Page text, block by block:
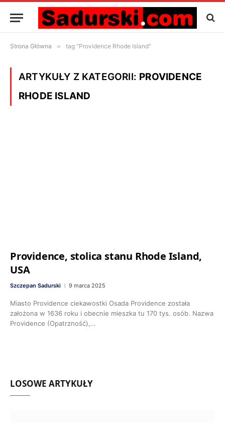
Strona Główna » tag "Providence Rhode Island"
ARTYKUŁY Z KATEGORII: PROVIDENCE
RHODE ISLAND
Providence, stolica stanu Rhode Island,
USA
Szczepan Sadurski 9 marca 2025
Miasto Providence ciekawostki Osada Providence została
założona w 1636 roku i obecnie mieszka tu 170 tys. osób. Nazwa
Providence (Opatrzność),…
LOSOWE ARTYKUŁY